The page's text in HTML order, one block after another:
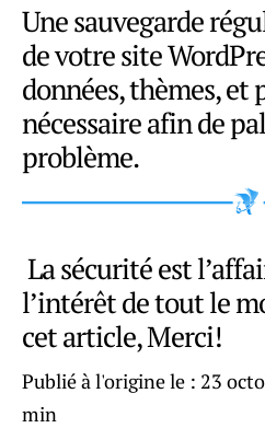
Une sauvegarde
de votre site
données, thèmes, et
nécessaire afin de
problème.
La sécurité est
l’intérêt de tout le
cet article, Merci!
Publié à l'origine le : 23
min